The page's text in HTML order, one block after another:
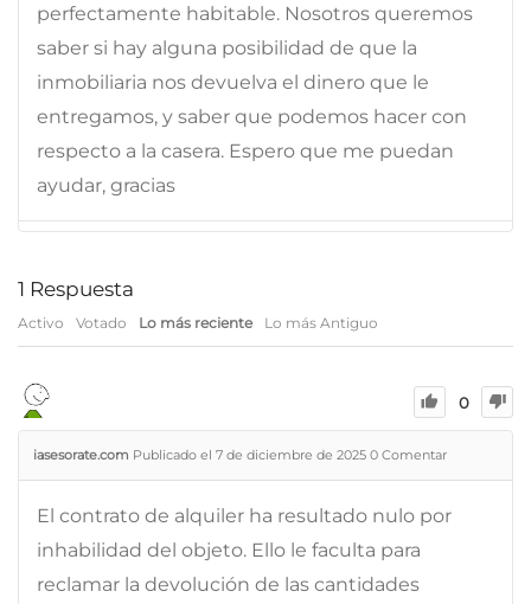
perfectamente habitable. Nosotros queremos
saber si hay alguna posibilidad de que la
inmobiliaria nos devuelva el dinero que le
entregamos, y saber que podemos hacer con
respecto a la casera. Espero que me puedan
ayudar, gracias
1 Respuesta
Activo Votado Lo más reciente Lo más Antiguo
0
iasesorate.com Publicado el 7 de diciembre de 2025 0 Comentar
El contrato de alquiler ha resultado nulo por
inhabilidad del objeto. Ello le faculta para
reclamar la devolución de las cantidades